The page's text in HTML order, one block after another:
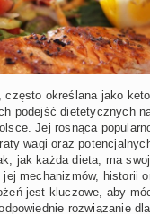
często określana jako
podejść dietetycznych
Jej rosnąca
wagi oraz
jak każda dieta, ma
mechanizmów, historii
jest kluczowe, aby
rozwiązanie